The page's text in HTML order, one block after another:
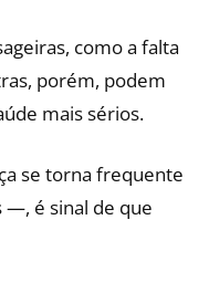
como a falta
porém, podem
mais sérios.
se torna frequente
é sinal de que